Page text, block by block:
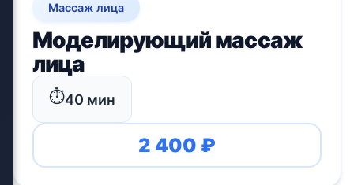
Массаж лица
Моделирующий массаж
лица
⏱️40 мин
2 400 ₽